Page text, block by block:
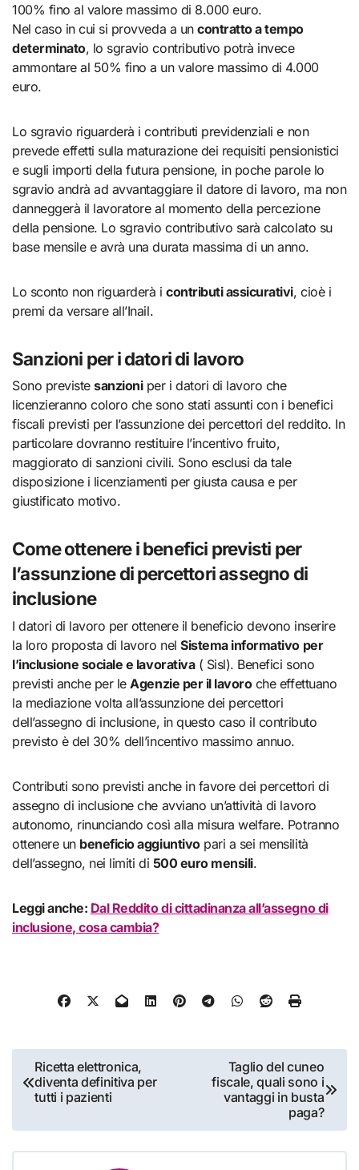
100% fino al valore massimo di 8.000 euro.
Nel caso in cui si provveda a uncontratto a tempo
determinato, lo sgravio contributivo potrà invece
ammontare al 50% fino a un valore massimo di 4.000
euro.
Lo sgravio riguarderà i contributi previdenziali e non
prevede effetti sulla maturazione dei requisiti pensionistici
e sugli importi della futura pensione, in poche parole lo
sgravio andrà ad avvantaggiare il datore di lavoro, ma non
danneggerà il lavoratore al momento della percezione
della pensione. Lo sgravio contributivo sarà calcolato su
base mensile e avrà una durata massima di un anno.
Lo sconto non riguarderà icontributi assicurativi, cioè i
premi da versare all’Inail.
Sanzioni per i datori di lavoro
Sono previstesanzioniper i datori di lavoro che
licenzieranno coloro che sono stati assunti con i benefici
fiscali previsti per l’assunzione dei percettori del reddito. In
particolare dovranno restituire l’incentivo fruito,
maggiorato di sanzioni civili. Sono esclusi da tale
disposizione i licenziamenti per giusta causa e per
giustificato motivo.
Come ottenere i benefici previsti per
l’assunzione di percettori assegno di
inclusione
I datori di lavoro per ottenere il beneficio devono inserire
la loro proposta di lavoro nelSistema informativo per
l’inclusione sociale e lavorativa( Sisl). Benefici sono
previsti anche per leAgenzie per il lavoroche effettuano
la mediazione volta all’assunzione dei percettori
dell’assegno di inclusione, in questo caso il contributo
previsto è del 30% dell’incentivo massimo annuo.
Contributi sono previsti anche in favore dei percettori di
assegno di inclusione che avviano un’attività di lavoro
autonomo, rinunciando così alla misura welfare. Potranno
ottenere un beneficio aggiuntivopari a sei mensilità
dell’assegno, nei limiti di 500 euro mensili.
Leggi anche: Dal Reddito di cittadinanza all’assegno di
inclusione, cosa cambia?
Navigazione
articoli
Ricetta elettronica,
diventa definitiva per
tutti i pazienti
Taglio del cuneo
fiscale, quali sono i
vantaggi in busta
paga?